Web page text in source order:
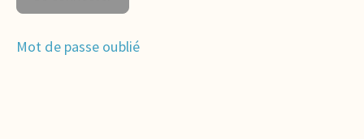
Mot de passe oublié